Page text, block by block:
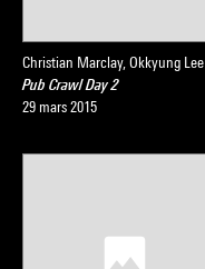
Christian Marclay, Okkyung Lee
Pub Crawl Day 2
29 mars 2015